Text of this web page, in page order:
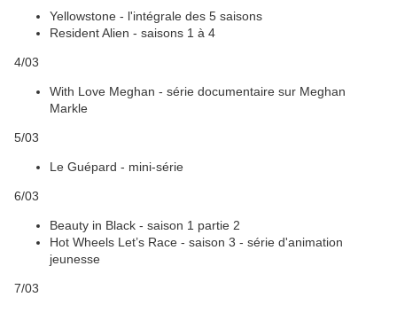
Yellowstone - l'intégrale des 5 saisons
Resident Alien - saisons 1 à 4
4/03
With Love Meghan - série documentaire sur Meghan
Markle
5/03
Le Guépard - mini-série
6/03
Beauty in Black - saison 1 partie 2
Hot Wheels Let’s Race - saison 3 - série d'animation
jeunesse
7/03